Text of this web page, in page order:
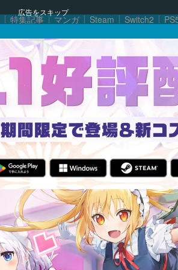
広告をスキップ
特集記事 マンガ Steam Switch2